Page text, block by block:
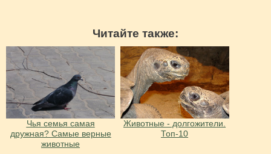
Читайте также:
Чья семья самая
дружная? Самые верные
животные
Животные - долгожители.
Топ-10